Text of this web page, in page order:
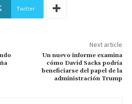
Twitter
Next article
Un nuevo informe examina
cómo David Sacks podría
beneficiarse del papel de la
administración Trump